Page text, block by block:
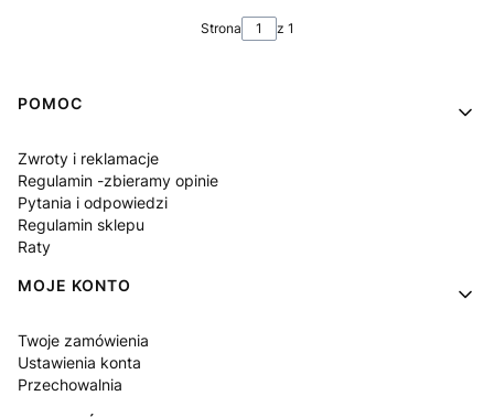
Strona z 1
Linki w stopce
POMOC
Zwroty i reklamacje
Regulamin -zbieramy opinie
Pytania i odpowiedzi
Regulamin sklepu
Raty
MOJE KONTO
Twoje zamówienia
Ustawienia konta
Przechowalnia